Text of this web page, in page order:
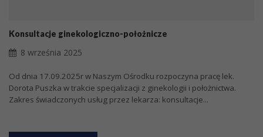
Konsultacje ginekologiczno-położnicze
8 września 2025
Od dnia 17.09.2025r w Naszym Ośrodku rozpoczyna pracę lek.
Dorota Puszka w trakcie specjalizacji z ginekologii i położnictwa.
Zakres świadczonych usług przez lekarza: konsultacje...